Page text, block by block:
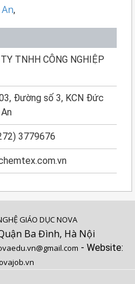
,
TNHH CÔNG NGHIỆP
Đường số 3, KCN Đức
3779676
GIÁO DỤC NOVA
Ba Đình, Hà Nội
- Website: